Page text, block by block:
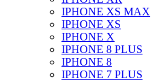
IPHONE XS MAX
IPHONE XS
IPHONE X
IPHONE 8 PLUS
IPHONE 8
IPHONE 7 PLUS